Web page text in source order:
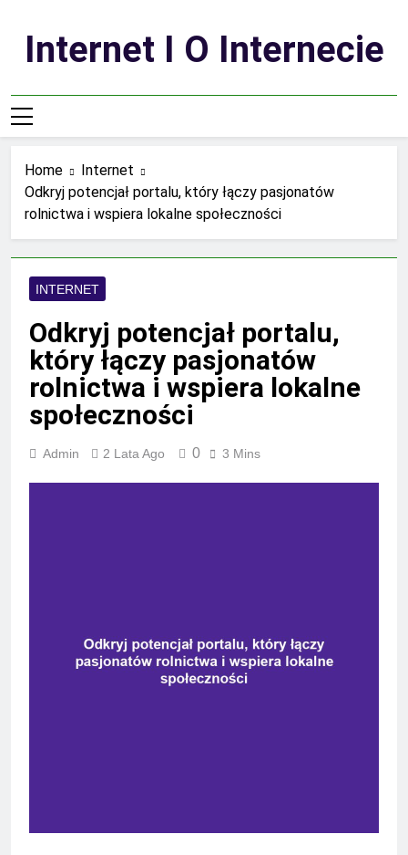
contentInternet I O Internecie
Home
Internet
Odkryj potencjał portalu, który łączy pasjonatów
rolnictwa i wspiera lokalne społeczności
INTERNET
Odkryj potencjał portalu,
który łączy pasjonatów
rolnictwa i wspiera lokalne
społeczności
Admin 2 Lata Ago 0 3 Mins